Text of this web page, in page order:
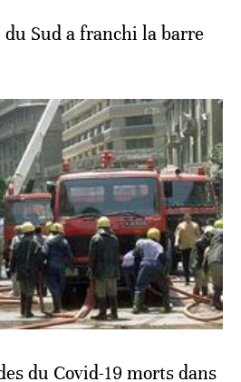
Sud a franchi la barre
du Covid-19 morts dans